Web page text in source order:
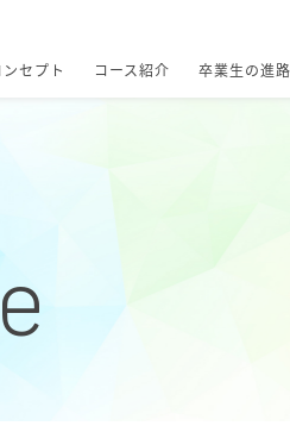
セプト コース紹介 卒業生の進路